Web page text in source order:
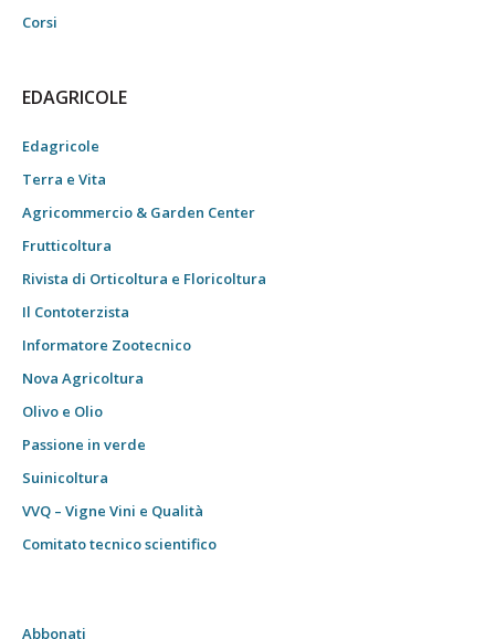
Corsi
EDAGRICOLE
Edagricole
Terra e Vita
Agricommercio & Garden Center
Frutticoltura
Rivista di Orticoltura e Floricoltura
Il Contoterzista
Informatore Zootecnico
Nova Agricoltura
Olivo e Olio
Passione in verde
Suinicoltura
VVQ – Vigne Vini e Qualità
Comitato tecnico scientifico
Abbonati